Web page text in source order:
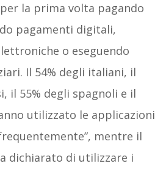
la prima volta pagando
pagamenti digitali,
o eseguendo
Il 54% degli italiani, il
il 55% degli spagnoli e il
utilizzato le applicazioni
mentre il
dichiarato di utilizzare i